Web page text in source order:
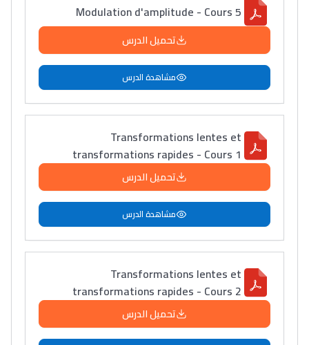
Modulation d'amplitude - Cours 5
تحميل الدرس
مشاهدة الدرس
Transformations lentes et
transformations rapides - Cours 1
تحميل الدرس
مشاهدة الدرس
Transformations lentes et
transformations rapides - Cours 2
تحميل الدرس